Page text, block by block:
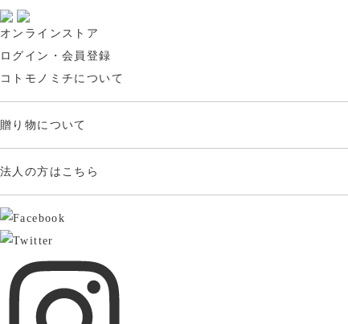
オンラインストア
ログイン・会員登録
コトモノミチについて
贈り物について
法人の方はこちら